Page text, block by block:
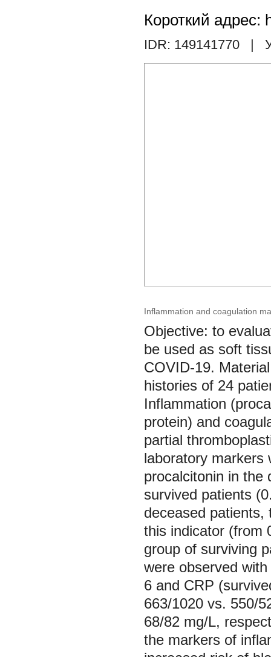
Короткий адрес:
IDR: 149141770 |
Inflammation and coagulation
Objective: to
be used as soft
COVID-19.
histories of 24
Inflammation
protein) and
partial
laboratory markers
procalcitonin in the
survived patients
deceased patients,
this indicator (from
group of surviving
were observed
6 and CRP
663/1020 vs. 550/
68/82 mg/L,
the markers of